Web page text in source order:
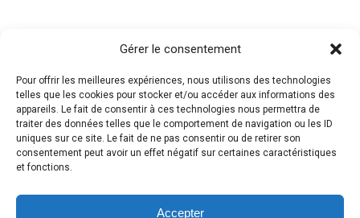
Gérer le consentement
Pour offrir les meilleures expériences, nous utilisons des technologies
telles que les cookies pour stocker et/ou accéder aux informations des
appareils. Le fait de consentir à ces technologies nous permettra de
traiter des données telles que le comportement de navigation ou les ID
uniques sur ce site. Le fait de ne pas consentir ou de retirer son
consentement peut avoir un effet négatif sur certaines caractéristiques
et fonctions.
Accepter